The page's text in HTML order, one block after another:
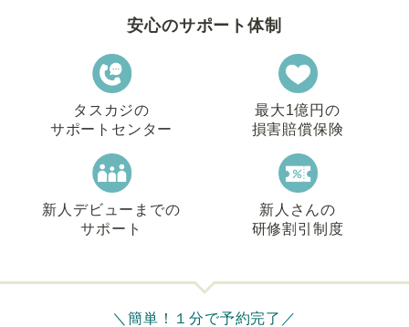
安心のサポート体制
タスカジの
サポートセンター
最大1億円の
損害賠償保険
新人デビューまでの
サポート
新人さんの
研修割引制度
＼簡単！１分で予約完了／